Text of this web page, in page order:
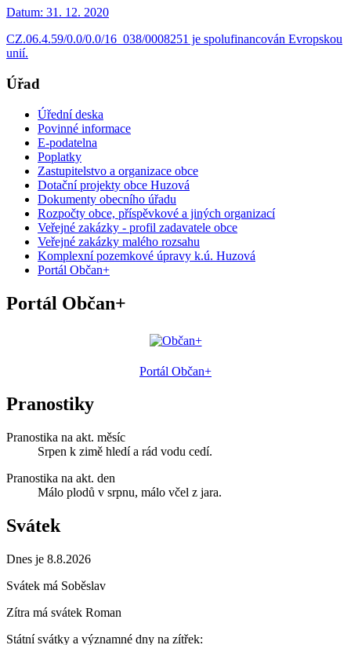
Datum: 31. 12. 2020
CZ.06.4.59/0.0/0.0/16_038/0008251 je spolufinancován Evropskou
unií.
Úřad
Úřední deska
Povinné informace
E-podatelna
Poplatky
Zastupitelstvo a organizace obce
Dotační projekty obce Huzová
Dokumenty obecního úřadu
Rozpočty obce, příspěvkové a jiných organizací
Veřejné zakázky - profil zadavatele obce
Veřejné zakázky malého rozsahu
Komplexní pozemkové úpravy k.ú. Huzová
Portál Občan+
Portál Občan+
Portál Občan+
Pranostiky
Pranostika na akt. měsíc
Srpen k zimě hledí a rád vodu cedí.
Pranostika na akt. den
Málo plodů v srpnu, málo včel z jara.
Svátek
Dnes je 8.8.2026
Svátek má Soběslav
Zítra má svátek Roman
Státní svátky a významné dny na zítřek: